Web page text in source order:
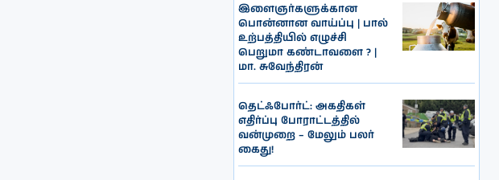
இளைஞர்களுக்கான
பொன்னான வாய்ப்பு | பால்
உற்பத்தியில் எழுச்சி
பெறுமா கண்டாவளை ? |
மா. சுவேந்திரன்
தெட்ஃபோர்ட்: அகதிகள்
எதிர்ப்பு போராட்டத்தில்
வன்முறை – மேலும் பலர்
கைது!